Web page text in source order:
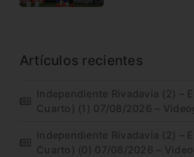
Artículos recientes
Independiente Rivadavia (2) –
Cuarto) (1) 07/08/2026 –
Independiente Rivadavia (2) –
Cuarto) (0) 07/08/2026 –